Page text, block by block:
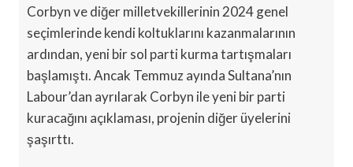
Corbyn ve diğer milletvekillerinin 2024 genel
seçimlerinde kendi koltuklarını kazanmalarının
ardından, yeni bir sol parti kurma tartışmaları
başlamıştı. Ancak Temmuz ayında Sultana’nın
Labour’dan ayrılarak Corbyn ile yeni bir parti
kuracağını açıklaması, projenin diğer üyelerini
şaşırttı.